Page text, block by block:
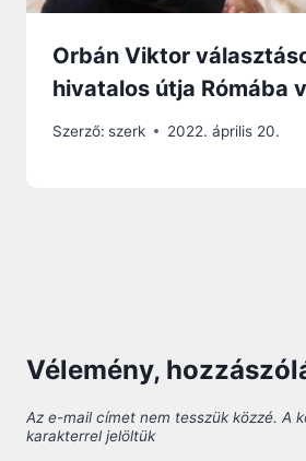
Orbán Viktor
hivatalos útja Rómába
Szerző: szerk 2022. április 20.
Vélemény,
Az e-mail címet nem tesszük közzé. A
karakterrel jelöltük